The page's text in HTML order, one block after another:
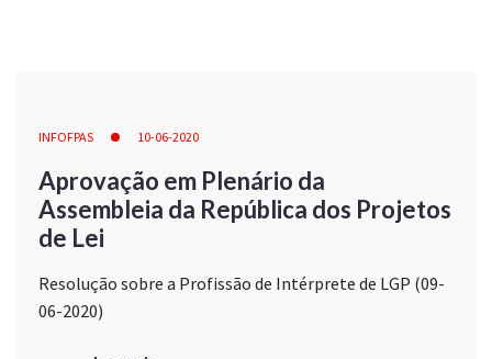
INFOFPAS 10-06-2020
Aprovação em Plenário da
Assembleia da República dos Projetos
de Lei
Resolução sobre a Profissão de Intérprete de LGP (09-
06-2020)